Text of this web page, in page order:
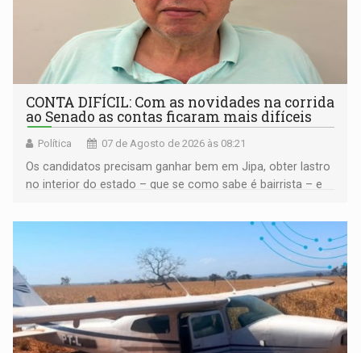
CONTA DIFÍCIL: Com as novidades na corrida
ao Senado as contas ficaram mais difíceis
Política 07 de Agosto de 2026 às 08:21
Os candidatos precisam ganhar bem em Jipa, obter lastro
no interior do estado – que se como sabe é bairrista – e
garantir